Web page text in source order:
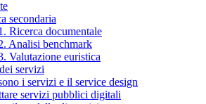
secondaria
Ricerca documentale
Analisi benchmark
Valutazione euristica
servizi
i servizi e il service design
servizi pubblici digitali